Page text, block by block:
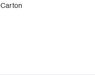
Carton